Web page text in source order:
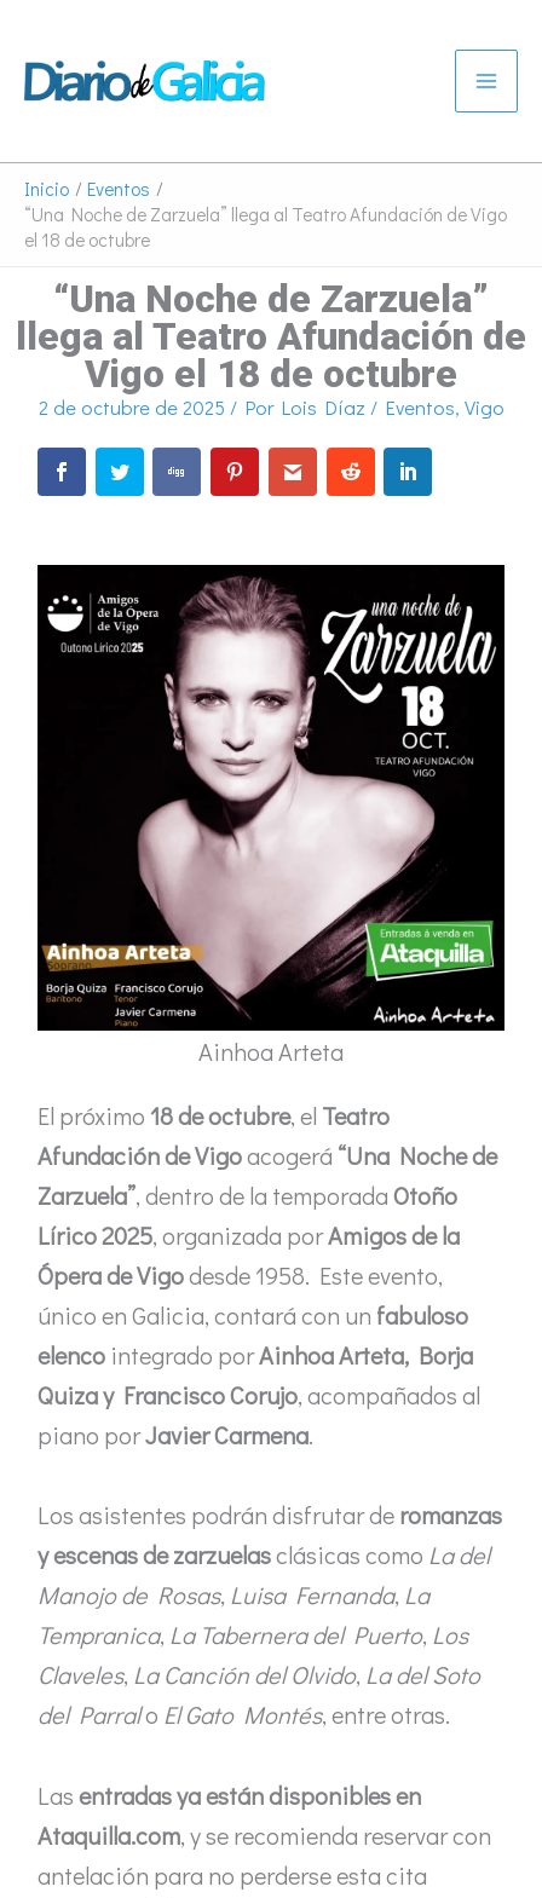
contenido
Inicio
Eventos
“Una Noche de Zarzuela” llega al Teatro Afundación de Vigo
el 18 de octubre
“Una Noche de Zarzuela”
llega al Teatro Afundación de
Vigo el 18 de octubre
2 de octubre de 2025 / Por Lois Díaz / Eventos, Vigo
Ainhoa Arteta
El próximo18 de octubre, el Teatro
Afundación de Vigoacogerá “Una Noche de
Zarzuela”, dentro de la temporadaOtoño
Lírico 2025, organizada porAmigos de la
Ópera de Vigodesde 1958. Este evento,
único en Galicia, contará con un fabuloso
elenco integrado porAinhoa Arteta, Borja
Quiza y Francisco Corujo, acompañados al
piano porJavier Carmena.
Los asistentes podrán disfrutar deromanzas
y escenas de zarzuelasclásicas como La del
Manojo de Rosas, Luisa Fernanda, La
Tempranica, La Tabernera del Puerto, Los
Claveles, La Canción del Olvido, La del Soto
del Parralo El Gato Montés, entre otras.
Lasentradas ya están disponibles en
Ataquilla.com, y se recomienda reservar con
antelación para no perderse esta cita